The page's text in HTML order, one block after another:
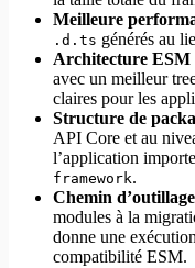
Meilleure
.d.ts générés au
Architecture ESM
avec un meilleur
claires pour les
Structure de
API Core et au
l’application
framework.
Chemin
modules à la
donne une
compatibilité ESM.